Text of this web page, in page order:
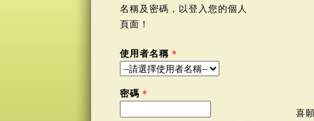
喜
名稱及密碼，以登入您的個人
頁面！
使用者名稱 *
密碼 *